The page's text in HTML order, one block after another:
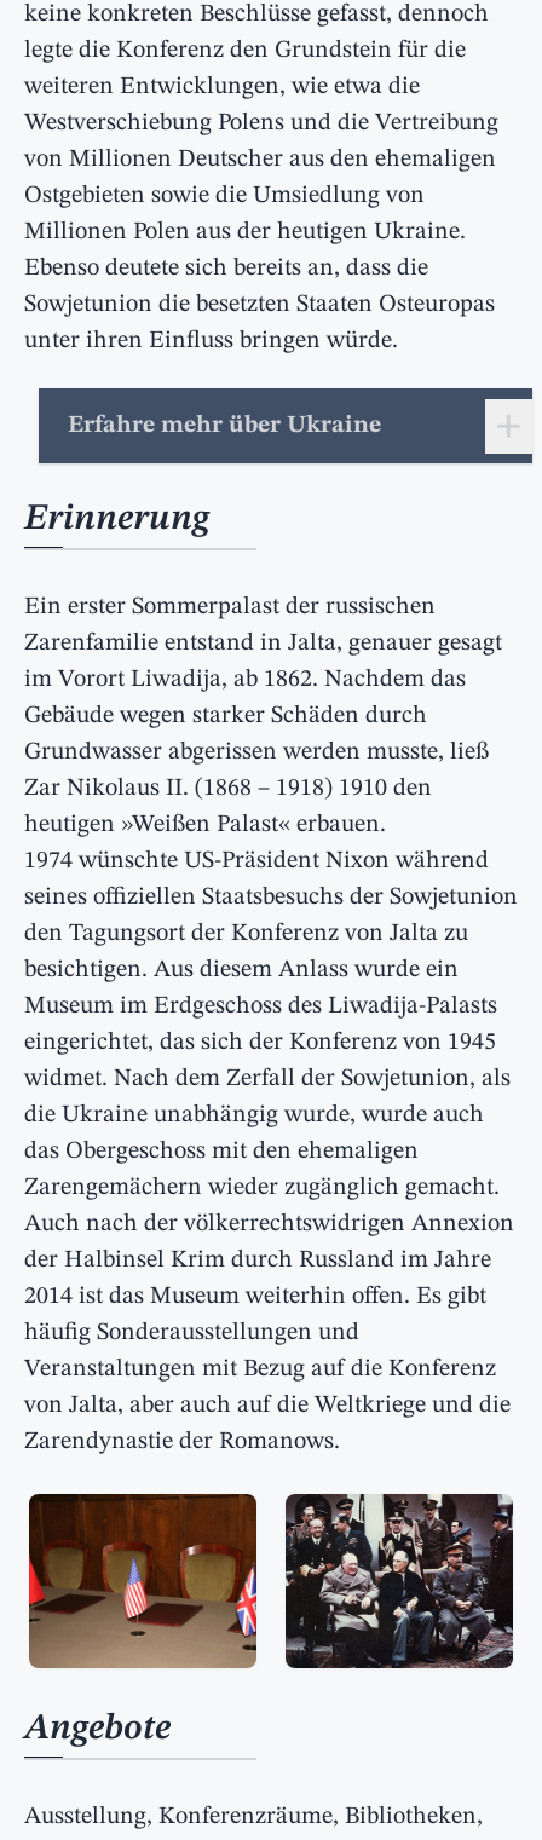
keine konkreten Beschlüsse gefasst, dennoch
legte die Konferenz den Grundstein für die
weiteren Entwicklungen, wie etwa die
Westverschiebung Polens und die Vertreibung
von Millionen Deutscher aus den ehemaligen
Ostgebieten sowie die Umsiedlung von
Millionen Polen aus der heutigen Ukraine.
Ebenso deutete sich bereits an, dass die
Sowjetunion die besetzten Staaten Osteuropas
unter ihren Einfluss bringen würde.
Erfahre mehr über Ukraine +
Erinnerung
Ein erster Sommerpalast der russischen
Zarenfamilie entstand in Jalta, genauer gesagt
im Vorort Liwadija, ab 1862. Nachdem das
Gebäude wegen starker Schäden durch
Grundwasser abgerissen werden musste, ließ
Zar Nikolaus II. (1868 – 1918) 1910 den
heutigen »Weißen Palast« erbauen.
1974 wünschte US-Präsident Nixon während
seines offiziellen Staatsbesuchs der Sowjetunion
den Tagungsort der Konferenz von Jalta zu
besichtigen. Aus diesem Anlass wurde ein
Museum im Erdgeschoss des Liwadija-Palasts
eingerichtet, das sich der Konferenz von 1945
widmet. Nach dem Zerfall der Sowjetunion, als
die Ukraine unabhängig wurde, wurde auch
das Obergeschoss mit den ehemaligen
Zarengemächern wieder zugänglich gemacht.
Auch nach der völkerrechtswidrigen Annexion
der Halbinsel Krim durch Russland im Jahre
2014 ist das Museum weiterhin offen. Es gibt
häufig Sonderausstellungen und
Veranstaltungen mit Bezug auf die Konferenz
von Jalta, aber auch auf die Weltkriege und die
Zarendynastie der Romanows.
Angebote
Ausstellung, Konferenzräume, Bibliotheken,